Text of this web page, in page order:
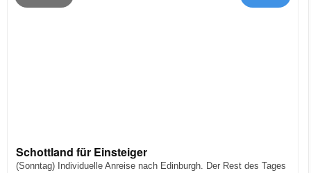
Schottland für Einsteiger
(Sonntag) Individuelle Anreise nach Edinburgh. Der Rest des Tages